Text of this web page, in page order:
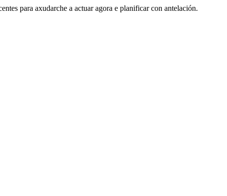
para axudarche a actuar agora e planificar con antelación.